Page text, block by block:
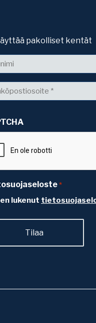
pakolliset kentät
*
lukenut